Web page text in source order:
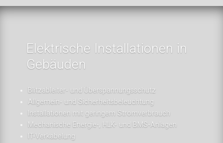
Elektrische Installationen in
Gebäuden
Blitzableiter- und Überspannungsschutz
Allgemein- und Sicherheitsbeleuchtung
Installationen mit geringem Stromverbrauch
Mechanische Energie-, HLK- und BMS-Anlagen
IT-Verkabelung